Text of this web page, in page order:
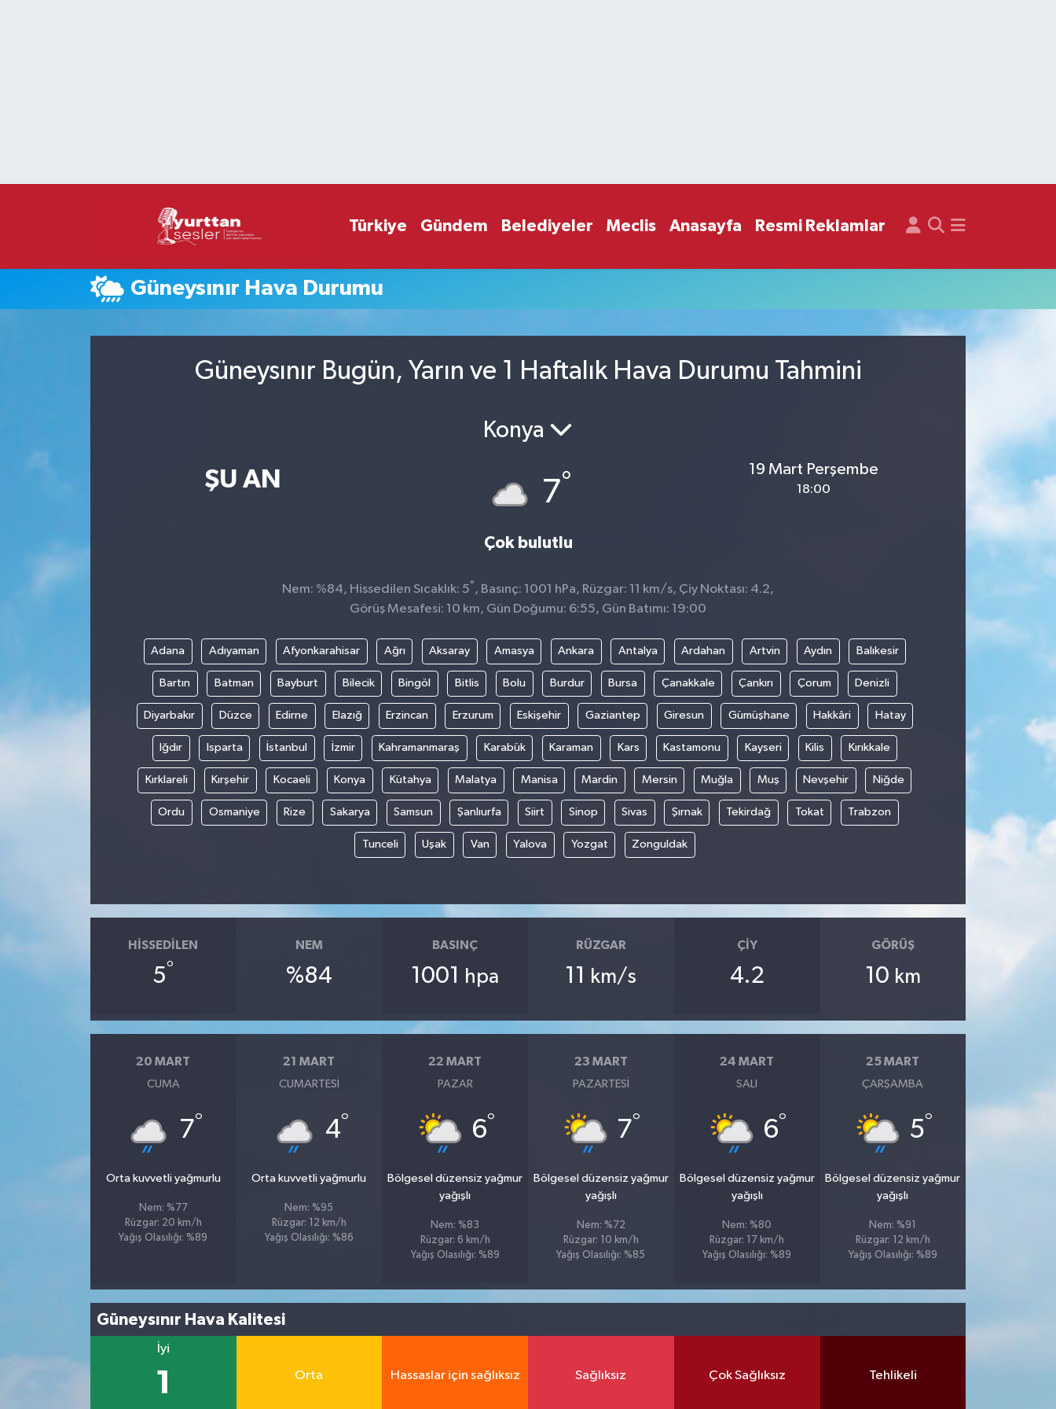
Türkiye Gündem Belediyeler Meclis Anasayfa Resmi Reklamlar
Güneysınır Hava Durumu
Güneysınır Bugün, Yarın ve 1 Haftalık Hava Durumu Tahmini
ŞU AN
Konya
7°
Çok bulutlu
19 Mart Perşembe
18:00
Nem: %84, Hissedilen Sıcaklık: 5° , Basınç: 1001 hPa, Rüzgar: 11 km/s, Çiy Noktası: 4.2,
Görüş Mesafesi: 10 km, Gün Doğumu: 6:55, Gün Batımı: 19:00
Adana Adıyaman Afyonkarahisar Ağrı Aksaray Amasya Ankara Antalya Ardahan Artvin Aydın Balıkesir
Bartın Batman Bayburt Bilecik Bingöl Bitlis Bolu Burdur Bursa Çanakkale Çankırı Çorum Denizli
Diyarbakır Düzce Edirne Elazığ Erzincan Erzurum Eskişehir Gaziantep Giresun Gümüşhane Hakkâri Hatay
Iğdır Isparta İstanbul İzmir Kahramanmaraş Karabük Karaman Kars Kastamonu Kayseri Kilis Kırıkkale
Kırklareli Kırşehir Kocaeli Konya Kütahya Malatya Manisa Mardin Mersin Muğla Muş Nevşehir Niğde
Ordu Osmaniye Rize Sakarya Samsun Şanlıurfa Siirt Sinop Sivas Şırnak Tekirdağ Tokat Trabzon
Tunceli Uşak Van Yalova Yozgat Zonguldak
HISSEDILEN
5°
NEM
%84
BASINÇ
1001 hpa
RÜZGAR
11 km/s
ÇIY
4.2
GÖRÜŞ
10 km
20 MART
CUMA
7°
Orta kuvvetli yağmurlu
Nem: %77
Rüzgar: 20 km/h
Yağış Olasılığı: %89
21 MART
CUMARTESI
4°
Orta kuvvetli yağmurlu
Nem: %95
Rüzgar: 12 km/h
Yağış Olasılığı: %86
22 MART
PAZAR
6°
Bölgesel düzensiz yağmur
yağışlı
Nem: %83
Rüzgar: 6 km/h
Yağış Olasılığı: %89
23 MART
PAZARTESI
7°
Bölgesel düzensiz yağmur
yağışlı
Nem: %72
Rüzgar: 10 km/h
Yağış Olasılığı: %85
24 MART
SALI
6°
Bölgesel düzensiz yağmur
yağışlı
Nem: %80
Rüzgar: 17 km/h
Yağış Olasılığı: %89
25 MART
ÇARŞAMBA
5°
Bölgesel düzensiz yağmur
yağışlı
Nem: %91
Rüzgar: 12 km/h
Yağış Olasılığı: %89
Güneysınır Hava Kalitesi
İyi
1 Orta Hassaslar için sağlıksız Sağlıksız Çok Sağlıksız Tehlikeli
Süper Lig Puan Durumu ve Fikstür
Son Dakika Haberleri
Haber Arşivi